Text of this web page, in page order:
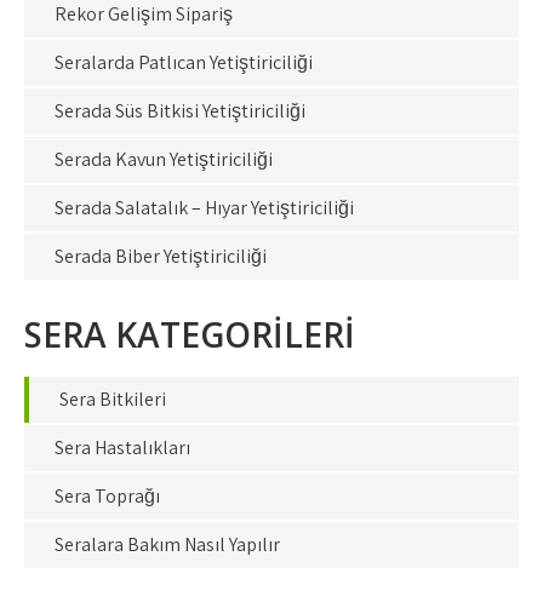
Rekor Gelişim Sipariş
Seralarda Patlıcan Yetiştiriciliği
Serada Süs Bitkisi Yetiştiriciliği
Serada Kavun Yetiştiriciliği
Serada Salatalık – Hıyar Yetiştiriciliği
Serada Biber Yetiştiriciliği
SERA KATEGORİLERİ
Sera Bitkileri
Sera Hastalıkları
Sera Toprağı
Seralara Bakım Nasıl Yapılır